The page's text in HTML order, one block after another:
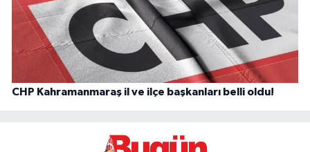
CHP Kahramanmaraş il ve ilçe başkanları belli oldu!